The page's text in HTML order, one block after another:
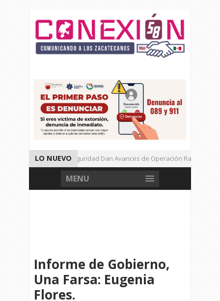
LO NUEVO
Autoridades de Seguridad Dan Avances de Operación Rastrillo.
Gran Festival de Música Electrónica en Festival Cultural de
MENU
Informe de Gobierno,
Una Farsa: Eugenia
Flores.